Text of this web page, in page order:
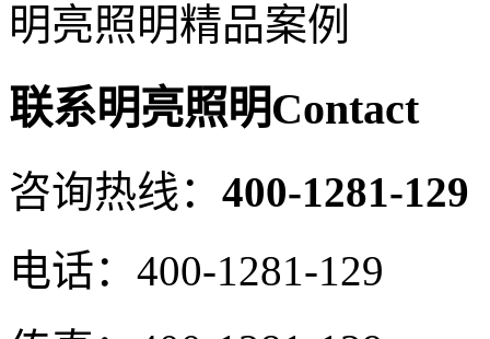
明亮照明精品案例
联系明亮照明Contact
咨询热线： 400-1281-129
电话： 400-1281-129